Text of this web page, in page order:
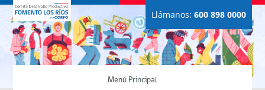
Llámanos: 600 898 0000
Menú Principal